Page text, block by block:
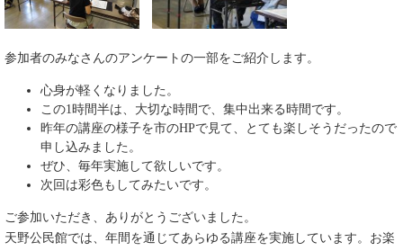
参加者のみなさんのアンケートの一部をご紹介します。
心身が軽くなりました。
この1時間半は、大切な時間で、集中出来る時間です。
昨年の講座の様子を市のHPで見て、とても楽しそうだったので
申し込みました。
ぜひ、毎年実施して欲しいです。
次回は彩色もしてみたいです。
ご参加いただき、ありがとうございました。
天野公民館では、年間を通じてあらゆる講座を実施しています。お楽